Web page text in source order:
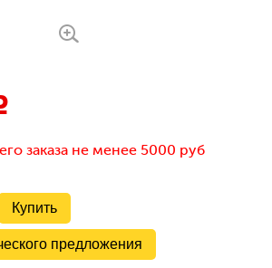
заказа не менее 5000 руб
предложения